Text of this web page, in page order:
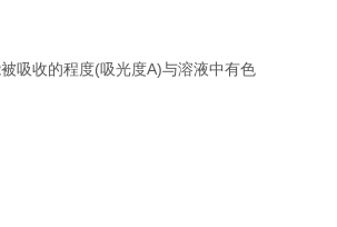
吸收的程度(吸光度A)与溶液中有色